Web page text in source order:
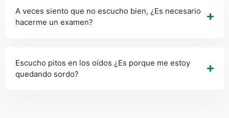
A veces siento que no escucho bien, ¿Es necesario
hacerme un examen?
Escucho pitos en los oídos ¿Es porque me estoy
quedando sordo?